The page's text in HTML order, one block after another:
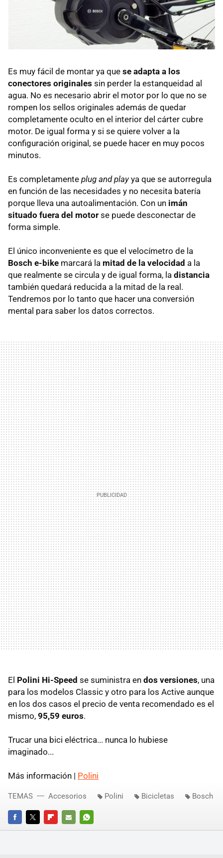
Es muy fácil de montar ya que se adapta a los
conectores originales sin perder la estanqueidad al
agua. No es necesario abrir el motor por lo que no se
rompen los sellos originales además de quedar
completamente oculto en el interior del cárter cubre
motor. De igual forma y si se quiere volver a la
configuración original, se puede hacer en muy pocos
minutos.
Es completamente plug and playya que se autorregula
en función de las necesidades y no necesita batería
porque lleva una autoalimentación. Con un imán
situado fuera del motor se puede desconectar de
forma simple.
El único inconveniente es que el velocímetro de la
Bosch e-bike marcará la mitad de la velocidad a la
que realmente se circula y de igual forma, la distancia
también quedará reducida a la mitad de la real.
Tendremos por lo tanto que hacer una conversión
mental para saber los datos correctos.
El Polini Hi-Speed se suministra en dos versiones, una
para los modelos Classic y otro para los Active aunque
en los dos casos el precio de venta recomendado es el
mismo, 95,59 euros.
Trucar una bici eléctrica... nunca lo hubiese
imaginado...
Más información | Polini
FACEBOOKTWITTERFLIPBOARD
E-
WHATSAPP
TEMAS Accesorios Polini Bicicletas Bosch